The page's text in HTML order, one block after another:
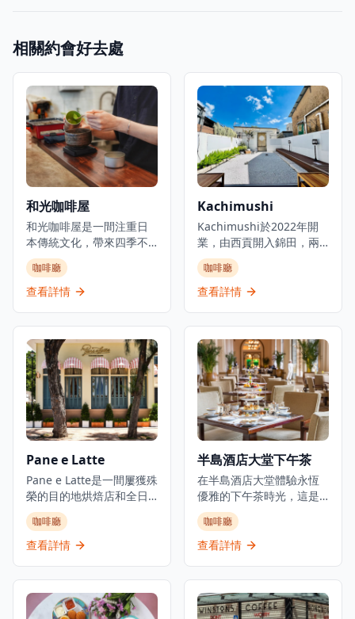
相關約會好去處
和光咖啡屋
和光咖啡屋是一間注重日
本傳統文化，帶來四季不
同美食的咖啡館。這裡的
每一道菜品都融合了新鮮
的當季食材，旨在呈現日
的清涼抹茶冰淇淋、秋天
的栗子甜點，還是冬天的
熱湯，每一口都讓人感受
到濃厚的季節氛圍。此
外，咖啡屋內部裝潢以簡
約的日式風格為主，搭配
柔和的燈光和舒適的座
的環境。店內還定期舉辦
茶道和和菓子製作的工作
坊，讓顾客能夠親身體驗
日本的傳統文化與藝術。
和光咖啡屋不僅是一個品
味美食的地方，更是一個
咖啡廳
查看詳情
Kachimushi
Kachimushi於2022年開
業，由西貢開入錦田，兩
間店選址也非常避世，貫
徹了咖啡店悠閑的風格。
錦田分店位於錦田大街，
啡店室內設榻榻米座位，
餐檯之間距離充足，毫無
壓迫感。戶外設露天日式
庭園，用砂石和草木砌出
枯山水的自然園景，散發
禪學美感，是店內最人氣
的打卡位。這家錦田咖啡
平時少見的Dutch Baby
Pancake更是這裡的名
菜。在鑄鐵鍋烤製而成的
荷蘭班㦸外脆內軟，灑上
糖霜後賣相一流。喜歡鹹
食的必試烤比爾芝士配吐
得人食指大動。人均消費
約$150-$200。必點美
咖啡廳
查看詳情
Pane e Latte
Pane e Latte是一間屢獲殊
榮的目的地烘焙店和全日
餐廳，位於赤柱海岸。這
間由Pirata Group經營的
優雅意式咖啡廳，設計感
末人潮。從日出到日落，
他們提供坐下式早餐、午
咖啡廳
查看詳情
半島酒店大堂下午茶
在半島酒店大堂體驗永恆
優雅的下午茶時光，這是
香港半島酒店位於尖沙咀
的著名全日制國際餐廳。
這家餐廳位於半島酒店大
人龍和滿座的客人。下午
茶套餐每人港幣468元，雙
咖啡廳
查看詳情